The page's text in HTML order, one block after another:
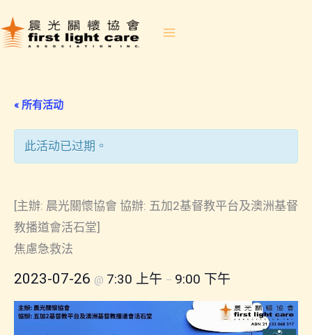
to
« 所有活动
此活动已过期。
[主辦: 晨光關懷協會 協辦: 五加2基督教平台及澳洲基督
教播道會活石堂]
焦慮急救法
2023-07-26 @ 7:30 上午 – 9:00 下午